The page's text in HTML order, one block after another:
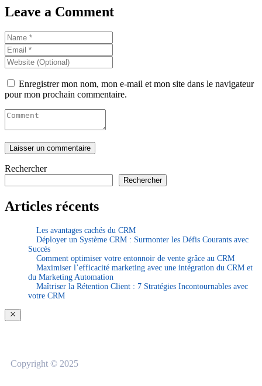
Leave a Comment
Enregistrer mon nom, mon e-mail et mon site dans le navigateur
pour mon prochain commentaire.
Rechercher
Rechercher
Articles récents
Les avantages cachés du CRM
Déployer un Système CRM : Surmonter les Défis Courants avec
Succès
Comment optimiser votre entonnoir de vente grâce au CRM
Maximiser l’efficacité marketing avec une intégration du CRM et
du Marketing Automation
Maîtriser la Rétention Client : 7 Stratégies Incontournables avec
votre CRM
Copyright © 2025